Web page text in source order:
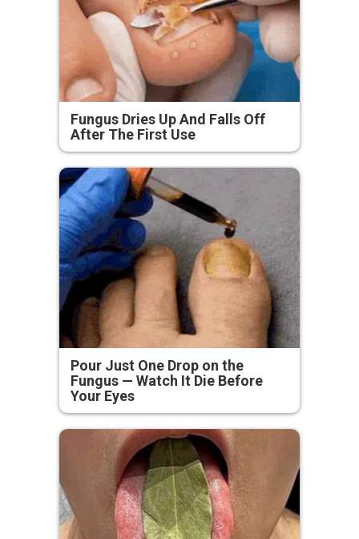
Fungus Dries Up And Falls Off
After The First Use
Pour Just One Drop on the
Fungus — Watch It Die Before
Your Eyes